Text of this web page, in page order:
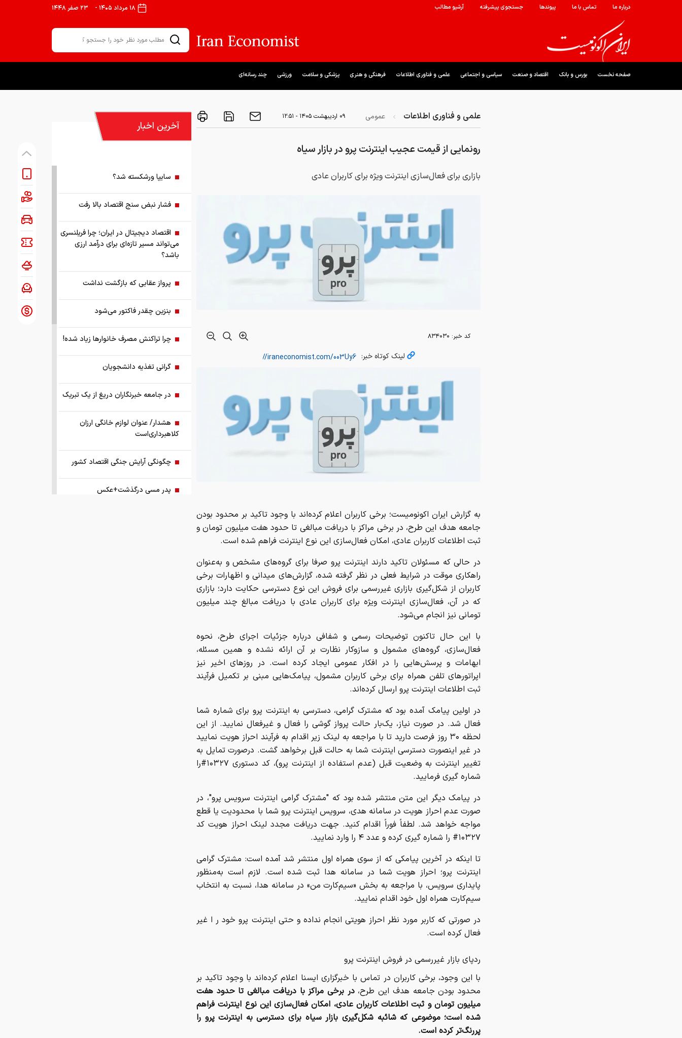
درباره ما تماس با ما پیوندها جستجوی پیشرفته آرشیو مطالب ۱۸ مرداد ۱۴۰۵ - ۲۳ صفر ۱۴۴۸
صفحه نخست بورس و بانک اقتصاد و صنعت سیاسی و اجتماعی علمی و فناوری اطلاعات فرهنگی و هنری پزشکی و سلامت ورزشی چند رسانه‌ای
علمی و فناوری اطلاعات عمومی ۰۹ ارديبهشت ۱۴۰۵ - ۱۲:۵۱
رونمایی از قیمت عجیب اینترنت پرو در بازار سیاه
بازاری برای فعال‌سازی اینترنت ویژه برای کاربران عادی
کد خبر: ۸۳۴۰۳۰
لینک کوتاه خبر:
به گزارش ایران اکونومیست؛ برخی کاربران اعلام کرده‌اند با وجود تاکید بر محدود بودن
جامعه هدف این طرح، در برخی مراکز با دریافت مبالغی تا حدود هفت میلیون تومان و
ثبت اطلاعات کاربران عادی، امکان فعال‌سازی این نوع اینترنت فراهم شده است.
در حالی که مسئولان تاکید دارند اینترنت پرو صرفا برای گروه‌های مشخص و به‌عنوان
راهکاری موقت در شرایط فعلی در نظر گرفته شده، گزارش‌های میدانی و اظهارات برخی
کاربران از شکل‌گیری بازاری غیررسمی برای فروش این نوع دسترسی حکایت دارد؛ بازاری
که در آن، فعال‌سازی اینترنت ویژه برای کاربران عادی با دریافت مبالغ چند میلیون
تومانی نیز انجام می‌شود.
با این حال تاکنون توضیحات رسمی و شفافی درباره جزئیات اجرای طرح، نحوه
فعال‌سازی، گروه‌های مشمول و سازوکار نظارت بر آن ارائه نشده و همین مسئله،
ابهامات و پرسش‌هایی را در افکار عمومی ایجاد کرده است. در روزهای اخیر نیز
اپراتورهای تلفن همراه برای برخی کاربران مشمول، پیامک‌هایی مبنی بر تکمیل فرآیند
ثبت اطلاعات اینترنت پرو ارسال کرده‌اند.
در اولین پیامک آمده بود که مشترک گرامی، دسترسی به اینترنت پرو برای شماره شما
فعال شد. در صورت نیاز، یک‌بار حالت پرواز گوشی را فعال و غیرفعال نمایید. از این
لحظه ۳۰ روز فرصت دارید تا با مراجعه به لینک زیر اقدام به فرآیند احراز هویت نمایید
در غیر اینصورت دسترسی اینترنت شما به حالت قبل برخواهد گشت. درصورت تمایل به
تغییر اینترنت به وضعیت قبل (عدم استفاده از اینترنت پرو)، کد دستوری ۱۰۳۲۷#را
شماره گیری فرمایید.
در پیامک دیگر این متن منتشر شده بود که "مشترک گرامی اینترنت سرویس پرو"، در
صورت عدم احراز هویت در سامانه هدی، سرویس اینترنت پرو شما با محدودیت یا قطع
مواجه خواهد شد. لطفاً فوراً اقدام کنید. جهت دریافت مجدد لینک احراز هویت کد
۱۰۳۲۷# را شماره گیری کرده و عدد ۴ را وارد نمایید.
تا اینکه در آخرین پیامکی که از سوی همراه اول منتشر شد آمده است: مشترک گرامی
اینترنت پرو؛ احراز هویت شما در سامانه هدا ثبت شده است. لازم است به‌منظور
پایداری سرویس، با مراجعه به بخش «سیم‌کارت من» در سامانه هدا، نسبت به انتخاب
سیم‌کارت همراه اول خود اقدام نمایید.
در صورتی که کاربر مورد نظر احراز هویتی انجام نداده و حتی اینترنت پرو خود ر ا غیر
فعال کرده است.
ردپای بازار غیررسمی در فروش اینترنت پرو
با این وجود، برخی کاربران در تماس با خبرگزاری ایسنا اعلام کرده‌اند با وجود تاکید بر
محدود بودن جامعه هدف این طرح،در برخی مراکز با دریافت مبالغی تا حدود هفت
میلیون تومان و ثبت اطلاعات کاربران عادی، امکان فعال‌سازی این نوع اینترنت فراهم
شده است؛ موضوعی که شائبه شکل‌گیری بازار سیاه برای دسترسی به اینترنت پرو را
پررنگ‌تر کرده است.
آخرین اخبار
سایپا ورشکسته شد؟
فشار نبض سنج اقتصاد بالا رفت
اقتصاد دیجیتال در ایران؛ چرا فریلنسری
می‌تواند مسیر تازه‌ای برای درآمد ارزی
باشد؟
پرواز عقابی که بازگشت نداشت
بنزین چقدر فاکتور می‌شود
چرا تراکنش مصرف خانوارها زیاد شده!
گرانی تغذیه دانشجویان
در جامعه خبرنگاران دریغ از یک تبریک
هشدار/ عنوان لوازم خانگی ارزان
کلاهبرداری‌است
چگونگی آرایش جنگی اقتصاد کشور
پدر مسی درگذشت+عکس